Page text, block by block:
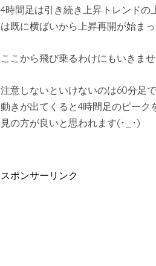
4時間足は引き続き上昇トレンド
は既に横ばいから上昇再開が始ま
ここから飛び乗るわけにもいきま
注意しないといけないのは60分足
動きが出てくると4時間足のピー
見の方が良いと思われます(･_･)
スポンサーリンク